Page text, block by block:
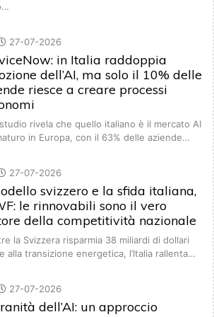
27-07-2026
in Italia raddoppia
dell’AI, ma solo il 10% delle
riesce a creare processi
rivela che quello italiano è il mercato AI
in Europa, con il 63% delle aziende…
27-07-2026
svizzero e la sfida italiana,
le rinnovabili sono il vero
della competitività nazionale
la Svizzera risparmia 38 miliardi di dollari
alla transizione energetica, l’Italia rallenta…
27-07-2026
dell’AI: un approccio